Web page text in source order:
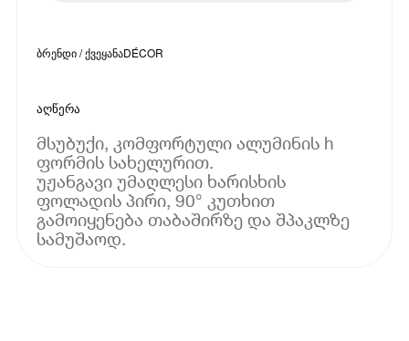
ბრენდი / ქვეყანაDÉCOR
აღწერა
მსუბუქი, კომფორტული ალუმინის h
ფორმის სახელურით.
უჟანგავი უმაღლესი ხარისხის
ფოლადის პირი, 90° კუთხით
გამოიყენება თაბაშირზე და შპაკლზე
სამუშაოდ.